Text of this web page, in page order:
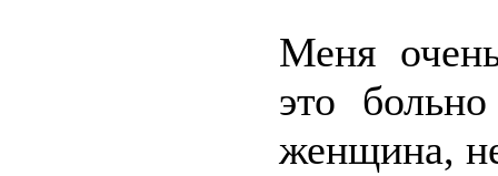
Меня
это
женщина,